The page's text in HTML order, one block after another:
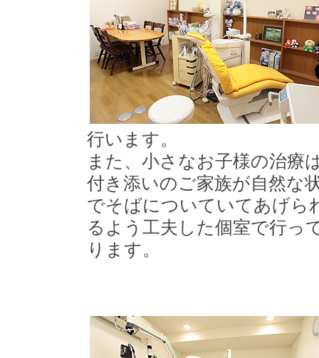
行います。
また、小さなお子様の治療
付き添いのご家族が自然な
でそばについていてあげら
るよう工夫した個室で行っ
ります。